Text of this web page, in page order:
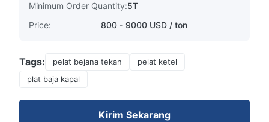
Minimum Order Quantity:5T
Price:
800 - 9000 USD / ton
Tags: pelat bejana tekan
pelat ketel
plat baja kapal
Kirim Sekarang